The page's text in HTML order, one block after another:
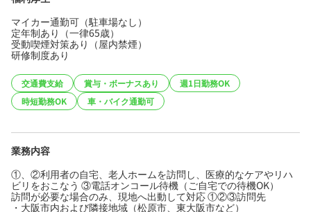
マイカー通勤可（駐車場なし）
定年制あり（一律65歳）
受動喫煙対策あり（屋内禁煙）
研修制度あり
交通費支給 賞与・ボーナスあり
週1日勤務OK
時短勤務OK
車・バイク通勤可
業務内容
①、②利用者の自宅、老人ホームを訪問し、医療的なケアやリハ
ビリをおこなう ③電話オンコール待機（ご自宅での待機OK）
訪問が必要な場合のみ、現地へ出動して対応 ①②③訪問先
・大阪市内および隣接地域（松原市、東大阪市など）